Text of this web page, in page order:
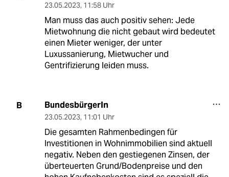
23.05.2023, 11:58 Uhr
Man muss das auch positiv sehen: Jede
Mietwohnung die nicht gebaut wird bedeutet
einen Mieter weniger, der unter
Luxussanierung, Mietwucher und
Gentrifizierung leiden muss.
B BundesbürgerIn
23.05.2023, 11:01 Uhr
Die gesamten Rahmenbedingen für
Investitionen in Wohnimmobilien sind aktuell
negativ. Neben den gestiegenen Zinsen, der
überteuerten Grund/Bodenpreise und den